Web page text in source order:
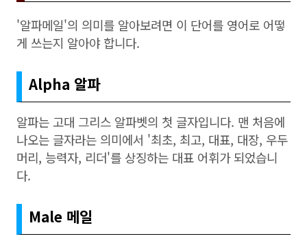
'알파메일'의 의미를 알아보려면 이 단어를 영어로 어떻
게 쓰는지 알아야 합니다.
Alpha 알파
알파는 고대 그리스 알파벳의 첫 글자입니다. 맨 처음에
나오는 글자라는 의미에서 '최초, 최고, 대표, 대장, 우두
머리, 능력자, 리더'를 상징하는 대표 어휘가 되었습니
다.
Male 메일